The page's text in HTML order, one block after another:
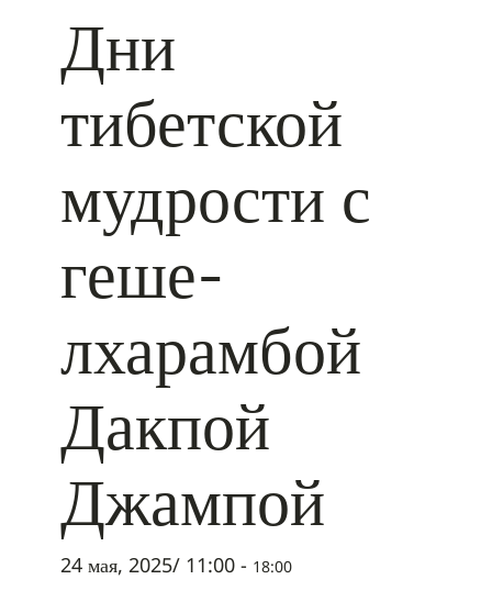
Дни
тибетской
мудрости с
геше-
лхарамбой
Дакпой
Джампой
24 мая, 2025/ 11:00 - 18:00